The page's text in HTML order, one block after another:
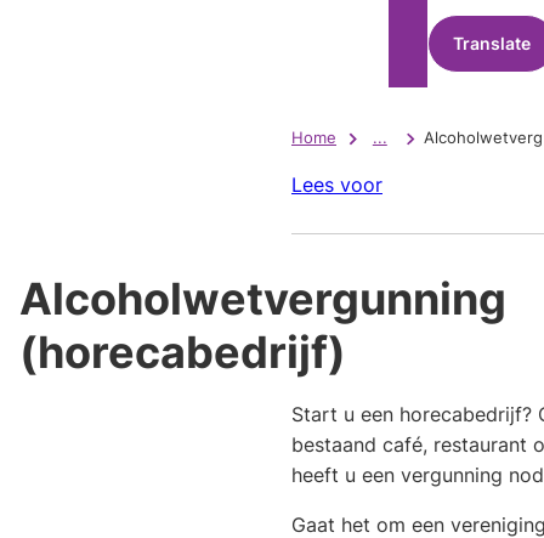
Translate
Home ...
Lees voor
Alcoholwetvergunning
(horecabedrijf)
Start u een horecabedrijf?
bestaand café, restaurant
heeft u een vergunning
Gaat het om een